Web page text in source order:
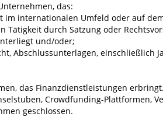
das:
internationalen Umfeld oder auf
Tätigkeit durch Satzung oder
und/oder;
Abschlussunterlagen,
das Finanzdienstleistungen
Crowdfunding-Plattformen,
geschlossen.